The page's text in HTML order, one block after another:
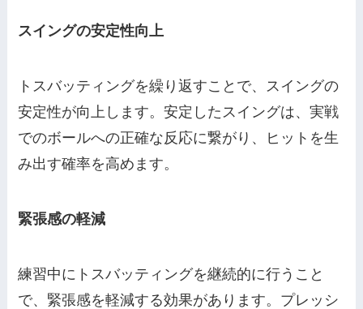
スイングの安定性向上
トスバッティングを繰り返すことで、スイングの
安定性が向上します。安定したスイングは、実戦
でのボールへの正確な反応に繋がり、ヒットを生
み出す確率を高めます。
緊張感の軽減
練習中にトスバッティングを継続的に行うこと
で、緊張感を軽減する効果があります。プレッシ